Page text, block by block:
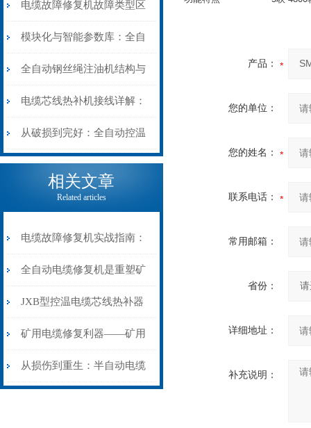
电缆故障修复机故障类型区
分指南：从“绝缘电
阻”到“波形特征”的精准诊
断逻辑
模块化与智能参数库：全自
动电缆修复机的快速换型逻
辑
全自动钢丝绳注油机结构与
工作原理：揭秘高效润滑的
机械密码
电缆芯线热补机接线详解：
从入门到精通
从破损到完好：全自动控温
电缆热补机的核心价值
相关文章
Related articles
电缆故障修复机实战指南：
从“盲测”到“精确定点”的三
步作业法
全自动电缆修复机是重塑矿
山电力动脉的“智能外科医
生”
JXB型控温电缆芯线热补器
安装与接线：精准修复的工
艺基石
矿用电缆修复利器——矿用
电缆热补机智能控温，安全
从损伤到重生：半自动电缆
产品：
您的单位：
您的姓名：
联系电话：
常用邮箱：
省份：
详细地址：
补充说明：